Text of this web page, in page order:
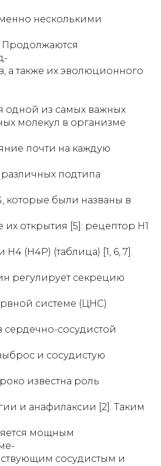
несколькими
Продолжаются
а также их эволюционного
одной из самых важных
молекул в организме
почти на каждую
подтипа
которые были названы в
их открытия [5]: рецептор Н1
Н4 (Н4Р) (таблица) [1, 6, 7].
регулирует секрецию
системе (ЦНС)
сосудистой
и сосудистую
известна роль
и анафилаксии [2]. Таким
мощным
сосудистым и